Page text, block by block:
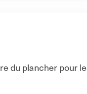
du plancher pour